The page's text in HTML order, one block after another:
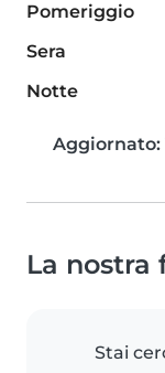
Pomeriggio
Sera
Notte
Aggiornato:
La nostra
Stai